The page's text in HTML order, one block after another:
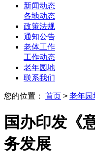
新闻动态
各地动态
政策法规
通知公告
老体工作
工作动态
老年园地
联系我们
您的位置： 首页 > 老年园
国办印发《
务发展